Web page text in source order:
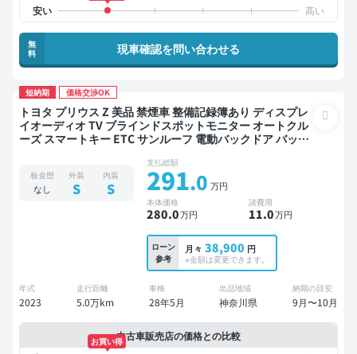
無
料
現車確認を問い合わせる
短納期 価格交渉OK
トヨタ プリウス Z 美品 禁煙車 整備記録簿あり ディスプレ
イオーディオ TV ブラインドスポットモニター オートクル
ーズ スマートキー ETC サンルーフ 電動バックドア バック
板金歴
なし
外装
S
内装
S
支払総額
291.0 万円
本体価格
280.0万円
諸費用
11.0万円
ローン
参考
月々 38,900 円
※金額は変更できます。
年式
2023
走行距離
5.0万km
車検
28年5月
出品地域
神奈川県
納期の目安
9月〜10月
中古車販売店の価格との比較
お買い得